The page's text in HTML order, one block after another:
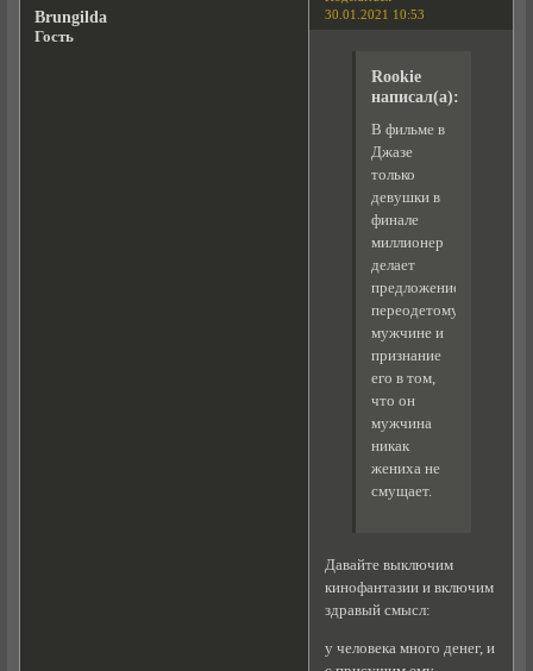
30.01.2021 10:53
Brungilda
Гость
Rookie
написал(а):
В фильме в
Джазе
только
девушки в
финале
миллионер
делает
предложение
переодетому
мужчине и
признание
его в том,
что он
мужчина
никак
жениха не
смущает.
Давайте выключим
кинофантазии и включим
здравый смысл:
у человека много денег, и